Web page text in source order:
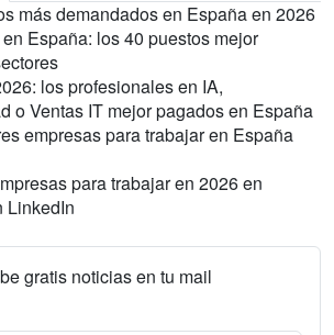
más demandados en España en 2026
España: los 40 puestos mejor
los profesionales en IA,
o Ventas IT mejor pagados en España
empresas para trabajar en España
para trabajar en 2026 en
LinkedIn
gratis noticias en tu mail